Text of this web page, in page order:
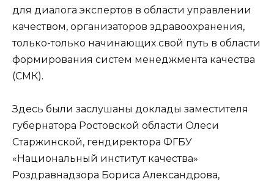
для диалога экспертов в области управлении
качеством, организаторов здравоохранения,
только-только начинающих свой путь в области
формирования систем менеджмента качества
(СМК).
Здесь были заслушаны доклады заместителя
губернатора Ростовской области Олеси
Старжинской, гендиректора ФГБУ
«Национальный институт качества»
Роздравнадзора Бориса Александрова,